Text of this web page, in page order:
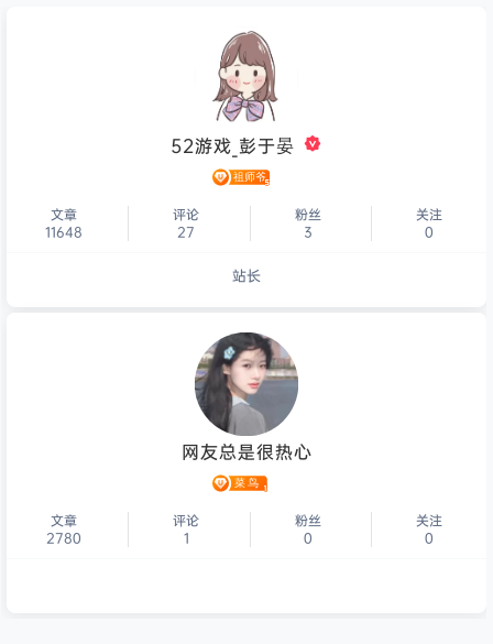
52游戏_彭于晏
文章
11648
评论
27
粉丝
3
关注
0
站长
个人主页
网友总是很热心
文章
2780
评论
1
粉丝
0
关注
0